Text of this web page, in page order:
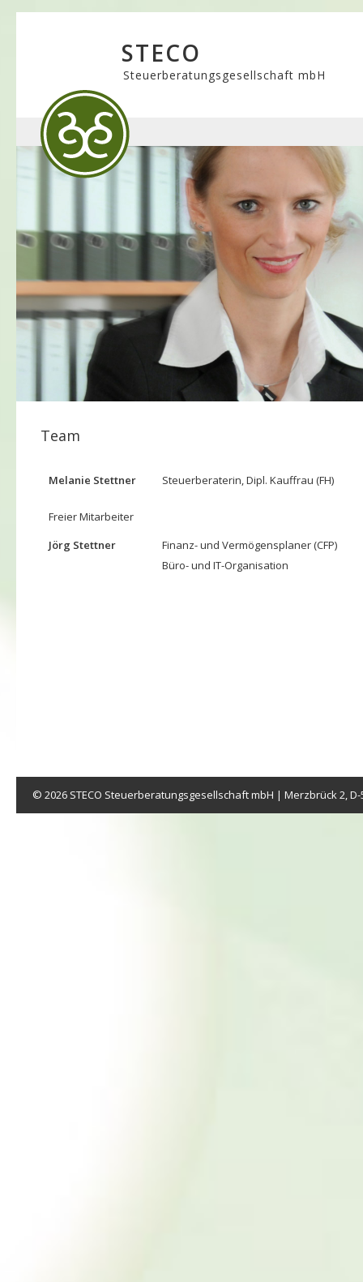
STECO
Steuerberatungsgesellschaft mbH
Team
Melanie Stettner Steuerberaterin, Dipl. Kauffrau (FH)
Freier Mitarbeiter
Jörg Stettner
Finanz- und Vermögensplaner (CFP)
Büro- und IT-Organisation
© 2026 STECO Steuerberatungsgesellschaft mbH | Merzbrück 2, D-